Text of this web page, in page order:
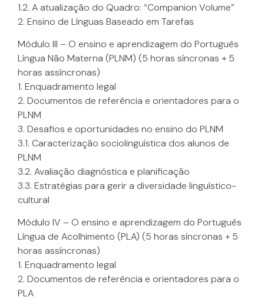
1.2. A atualização do Quadro: “Companion Volume”
2. Ensino de Línguas Baseado em Tarefas
Módulo III – O ensino e aprendizagem do Português
Língua Não Materna (PLNM) (5 horas síncronas + 5
horas assíncronas)
1. Enquadramento legal
2. Documentos de referência e orientadores para o
PLNM
3. Desafios e oportunidades no ensino do PLNM
3.1. Caracterização sociolinguística dos alunos de
PLNM
3.2. Avaliação diagnóstica e planificação
3.3. Estratégias para gerir a diversidade linguístico-
cultural
Módulo IV – O ensino e aprendizagem do Português
Língua de Acolhimento (PLA) (5 horas síncronas + 5
horas assíncronas)
1. Enquadramento legal
2. Documentos de referência e orientadores para o
PLA